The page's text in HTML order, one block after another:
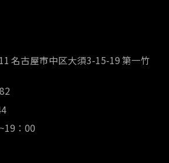
名古屋市中区大須3-15-19 第一竹
：00